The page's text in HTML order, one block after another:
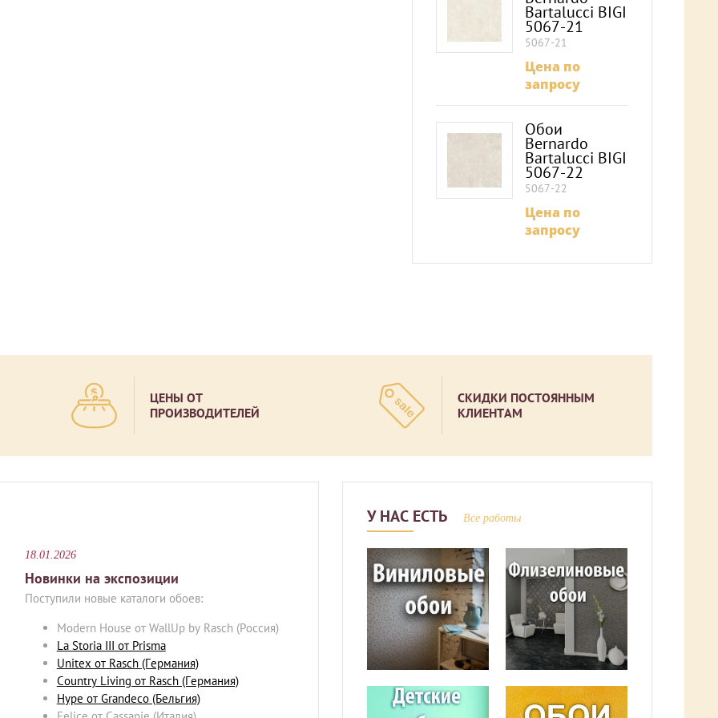
Bartalucci BIGI
5067-21
5067-21
Цена по
запросу
Обои
Bernardo
Bartalucci BIGI
5067-22
5067-22
Цена по
запросу
ЦЕНЫ ОТ
ПРОИЗВОДИТЕЛЕЙ
СКИДКИ ПОСТОЯННЫМ
КЛИЕНТАМ
18.01.2026
Новинки на экспозиции
Поступили новые каталоги обоев:
Modern House от WallUp by Rasch (Россия)
La Storia III от Prisma
Unitex от Rasch (Германия)
Country Living от Rasch (Германия)
Hype от Grandeco (Бельгия)
У НАС ЕСТЬ Все работы